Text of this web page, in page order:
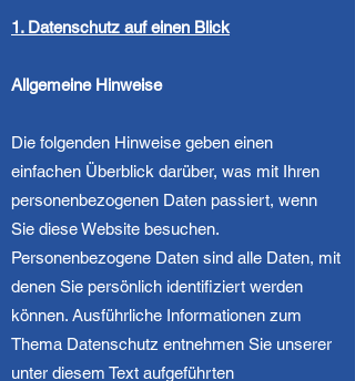
1. Datenschutz auf einen Blick
Allgemeine Hinweise
Die folgenden Hinweise geben einen
einfachen Überblick darüber, was mit Ihren
personenbezogenen Daten passiert, wenn
Sie diese Website besuchen.
Personenbezogene Daten sind alle Daten, mit
denen Sie persönlich identifiziert werden
können. Ausführliche Informationen zum
Thema Datenschutz entnehmen Sie unserer
unter diesem Text aufgeführten